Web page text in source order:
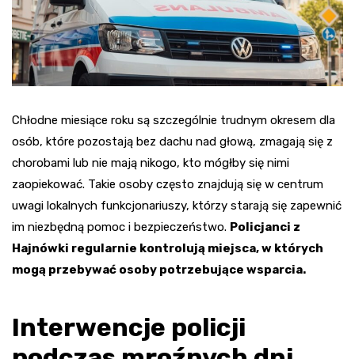
Chłodne miesiące roku są szczególnie trudnym okresem dla
osób, które pozostają bez dachu nad głową, zmagają się z
chorobami lub nie mają nikogo, kto mógłby się nimi
zaopiekować. Takie osoby często znajdują się w centrum
uwagi lokalnych funkcjonariuszy, którzy starają się zapewnić
im niezbędną pomoc i bezpieczeństwo. Policjanci z
Hajnówki regularnie kontrolują miejsca, w których
mogą przebywać osoby potrzebujące wsparcia.
Interwencje policji